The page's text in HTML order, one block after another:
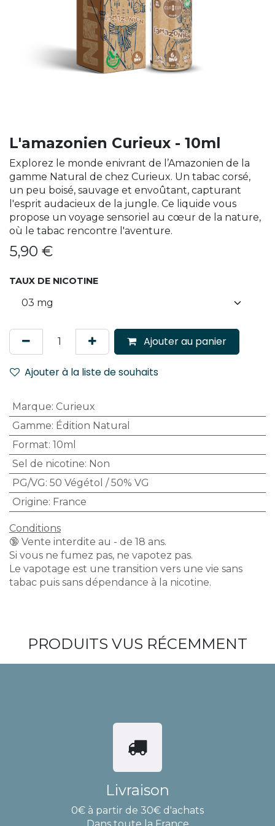
L'amazonien Curieux - 10ml
Explorez le monde enivrant de l’Amazonien de la
gamme Natural de chez Curieux. Un tabac corsé,
un peu boisé, sauvage et envoûtant, capturant
l'esprit audacieux de la jungle. Ce liquide vous
propose un voyage sensoriel au cœur de la nature,
où le tabac rencontre l'aventure.
5,90 €
TAUX DE NICOTINE
Ajouter au panier
Ajouter à la liste de souhaits
Marque: Curieux
Gamme: Édition Natural
Format: 10ml
Sel de nicotine: Non
PG/VG: 50 Végétol / 50% VG
Origine: France
Conditions
🔞 Vente interdite au - de 18 ans.
Si vous ne fumez pas, ne vapotez pas.
Le vapotage est une transition vers une vie sans
tabac puis sans dépendance à la nicotine.
PRODUITS VUS RÉCEMMENT
Livraison
0€ à partir de 30€ d'achats
Dans toute la France